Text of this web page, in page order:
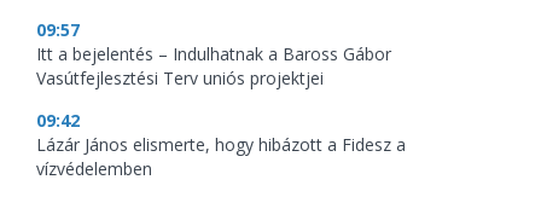
09:57
Itt a bejelentés – Indulhatnak a Baross Gábor
Vasútfejlesztési Terv uniós projektjei
09:42
Lázár János elismerte, hogy hibázott a Fidesz a
vízvédelemben